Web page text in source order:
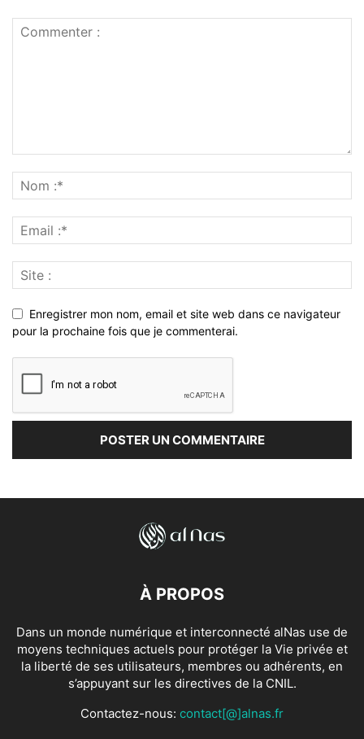
Enregistrer mon nom, email et site web dans ce navigateur
pour la prochaine fois que je commenterai.
À PROPOS
Dans un monde numérique et interconnecté alNas use de
moyens techniques actuels pour protéger la Vie privée et
la liberté de ses utilisateurs, membres ou adhérents, en
s’appuyant sur les directives de la CNIL.
Contactez-nous: contact[@]alnas.fr